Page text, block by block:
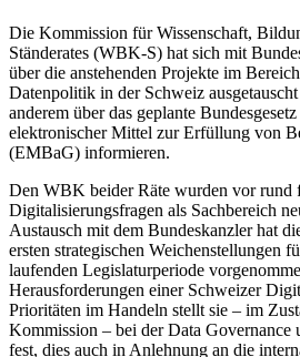
Die Kommission für Wissenschaft,
Ständerates (WBK-S) hat sich mit
über die anstehenden Projekte im
Datenpolitik in der Schweiz
anderem über das geplante
elektronischer Mittel zur Erfüllung von
(EMBaG) informieren.
Den WBK beider Räte wurden vor rund
Digitalisierungsfragen als Sachbereich
Austausch mit dem Bundeskanzler hat
ersten strategischen Weichenstellungen
laufenden Legislaturperiode
Herausforderungen einer Schweizer
Prioritäten im Handeln stellt sie – im
Kommission – bei der Data Governance
fest, dies auch in Anlehnung an die